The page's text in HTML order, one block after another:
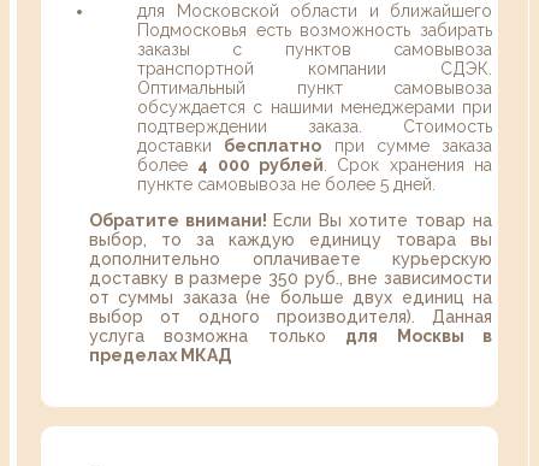
для Московской области и ближайшего
Подмосковья есть возможность забирать
заказы с пунктов самовывоза
транспортной компании СДЭК.
Оптимальный пункт самовывоза
обсуждается с нашими менеджерами при
подтверждении заказа. Стоимость
доставки бесплатно при сумме заказа
более 4 000 рублей . Срок хранения на
пункте самовывоза не более 5 дней.
Обратите внимани! Если Вы хотите товар на
выбор, то за каждую единицу товара вы
дополнительно оплачиваете курьерскую
доставку в размере 350 руб., вне зависимости
от суммы заказа (не больше двух единиц на
выбор от одного производителя). Данная
услуга возможна только для Москвы в
пределах МКАД